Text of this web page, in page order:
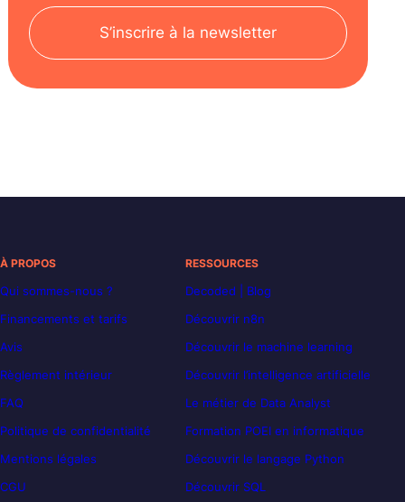
S’inscrire à la newsletter
À PROPOS
Qui sommes-nous ?
Financements et tarifs
Avis
Règlement intérieur
FAQ
Politique de confidentialité
Mentions légales
CGU
RESSOURCES
Decoded | Blog
Découvrir n8n
Découvrir le machine learning
Découvrir l’intelligence artificielle
Le métier de Data Analyst
Formation POEI en informatique
Découvrir le langage Python
Découvrir SQL